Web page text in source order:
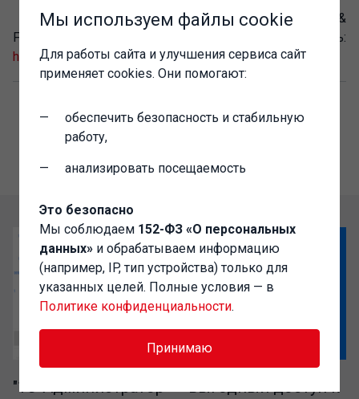
Пробная тридцатидневная версия UserGate Proxy &
Firewall доступна для загрузки здесь:
http://usergate.ru/download/.
"1C-Администратор" – выгодный доступ к
Мы используем файлы cookie
Для работы сайта и улучшения сервиса сайт
применяет cookies. Они помогают:
обеспечить безопасность и стабильную
работу,
анализировать посещаемость
Это безопасно
Мы соблюдаем 152-ФЗ «О персональных
данных» и обрабатываем информацию
(например, IP, тип устройства) только для
указанных целей. Полные условия — в
Политике конфиденциальности.
Принимаю